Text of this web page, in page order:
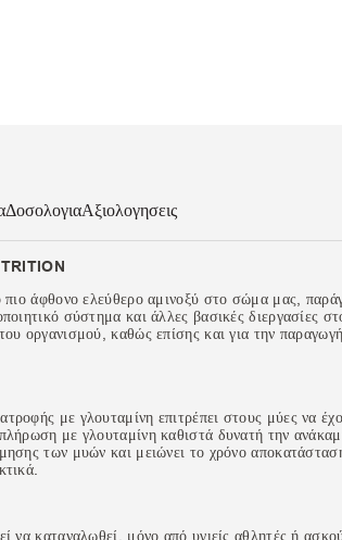
ΔοσολογιαΑξιολογησεις
πιο άφθονο ελεύθερο αμινοξύ στο σώμα μας,
σύστημα και άλλες βασικές
οργανισμού, καθώς επίσης και για την
με γλουταμίνη επιτρέπει στους μύες να
με γλουταμίνη καθιστά δυνατή την
των μυών και μειώνει το χρόνο